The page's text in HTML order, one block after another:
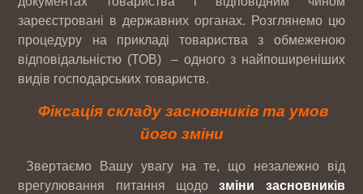
зареєстровані в державних органах. Розглянемо цю
процедуру на прикладі товариства з обмеженою
відповідальністю (ТОВ) – одного з найпоширеніших
видів господарських товариств.
Фіксація складу засновників та умов
його зміни
Звертаємо Вашу увагу на те, що незалежно від
врегулювання питання щодозміни засновників